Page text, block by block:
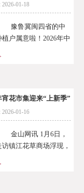
！
01-18
冀闽四省的中
户属意啦！2026年中
宵花市集迎来“上新季”
01-16
网讯 1月6日，
镇江花草商场浮现，